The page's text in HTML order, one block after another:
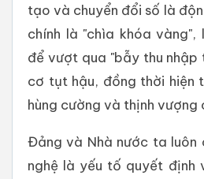
tạo và chuyển đổi số là
chính là "chìa khóa
để vượt qua "bẫy thu nhập
cơ tụt hậu, đồng thời hiện
hùng cường và thịnh
Đảng và Nhà nước ta luôn
nghệ là yếu tố quyết định